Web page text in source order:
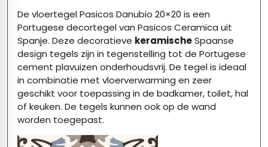
De vloertegel Pasicos Danubio 20×20 is een
Portugese decortegel van Pasicos Ceramica uit
Spanje. Deze decoratieve keramischeSpaanse
design tegels zijn in tegenstelling tot de Portugese
cement plavuizen onderhoudsvrij. De tegel is ideaal
in combinatie met vloerverwarming en zeer
geschikt voor toepassing in de badkamer, toilet, hal
of keuken. De tegels kunnen ook op de wand
worden toegepast.